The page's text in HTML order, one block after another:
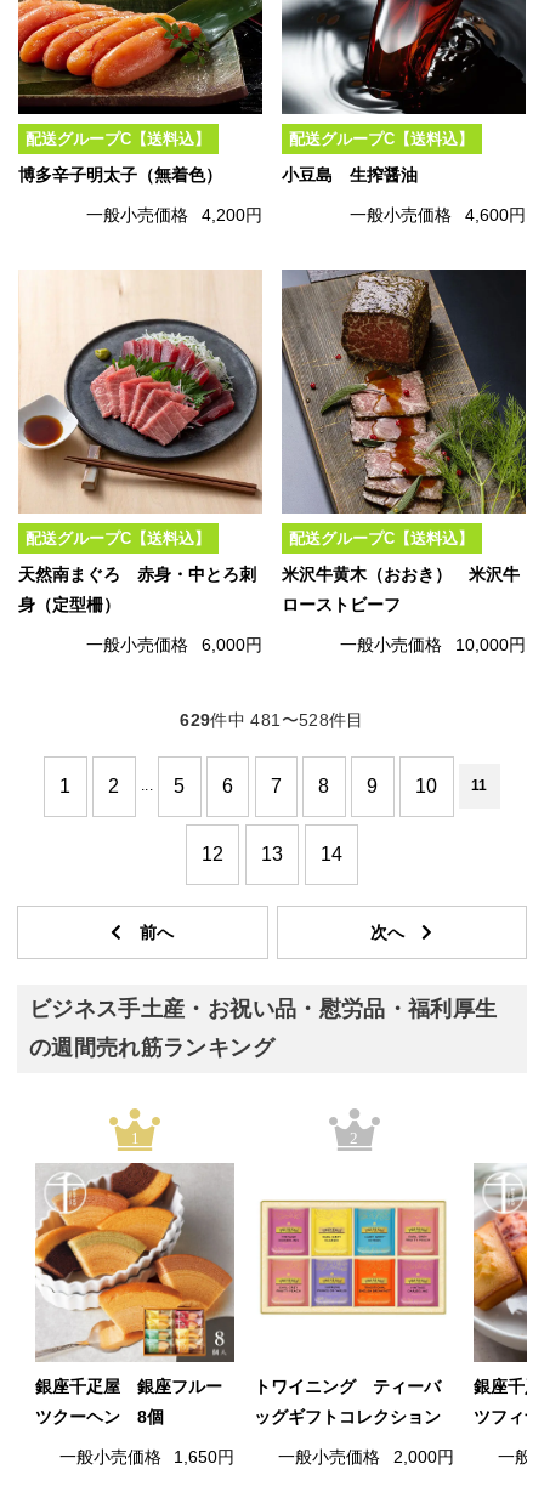
配送グループC【送料込】
博多辛子明太子（無着色）
一般小売価格 4,200円
配送グループC【送料込】
小豆島 生搾醤油
一般小売価格 4,600円
配送グループC【送料込】
天然南まぐろ 赤身・中とろ刺
身（定型柵）
一般小売価格 6,000円
配送グループC【送料込】
米沢牛黄木（おおき） 米沢牛
ローストビーフ
一般小売価格 10,000円
629件中 481〜528件目
1 2 ... 5 6 7 8 9 10 11
12 13 14
ビジネス手土産・お祝い品・慰労品・福利厚生
の週間売れ筋ランキング
1
銀座千疋屋 銀座フルー
ツクーヘン 8個
一般小売価格 1,650円
2
トワイニング ティーバ
ッグギフトコレクション
一般小売価格 2,000円
銀座千
ツフィ
一般